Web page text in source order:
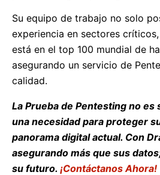
Su equipo de trabajo no solo
experiencia en sectores
está en el top 100 mundial de
asegurando un servicio de
calidad.
La Prueba de Pentesting no es
una necesidad para proteger
panorama digital actual. Con
asegurando más que sus
su futuro. ¡Contáctanos Ahora!